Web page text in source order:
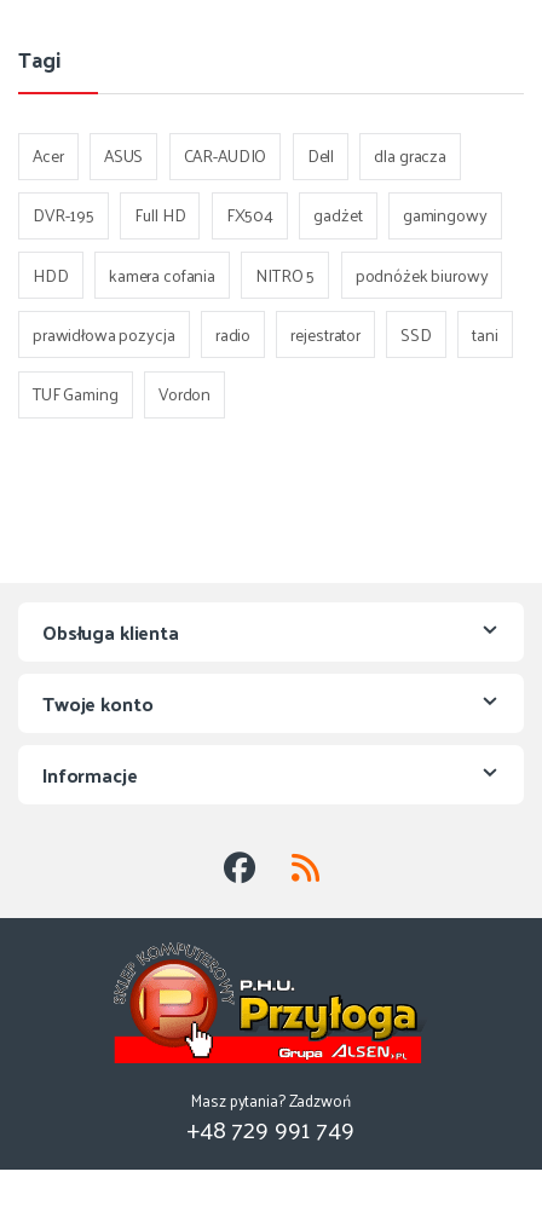
Tagi
Acer ASUS CAR-AUDIO Dell
dla gracza
DVR-195
Full HD FX504 gadżet
gamingowy
HDD
kamera cofania NITRO 5
podnóżek biurowy
prawidłowa pozycja
radio rejestrator SSD
tani
TUF Gaming
Vordon
Obsługa klienta
Twoje konto
Informacje
Masz pytania? Zadzwoń
+48 729 991 749